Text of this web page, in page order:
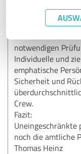
strukturierte
methodisch-
den Schüler in
sein
notwendigen
Individuelle und
emphatische
Sicherheit und
Crew.
Fazit:
noch die amtliche
Thomas Heinz